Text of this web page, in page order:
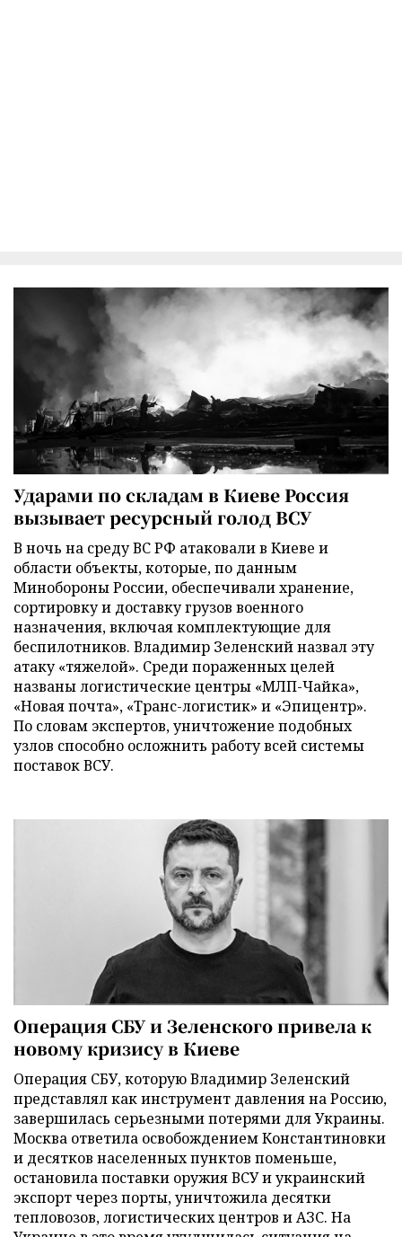
Ударами по складам в Киеве Россия
вызывает ресурсный голод ВСУ
В ночь на среду ВС РФ атаковали в Киеве и
области объекты, которые, по данным
Минобороны России, обеспечивали хранение,
сортировку и доставку грузов военного
назначения, включая комплектующие для
беспилотников. Владимир Зеленский назвал эту
атаку «тяжелой». Среди пораженных целей
названы логистические центры «МЛП-Чайка»,
«Новая почта», «Транс-логистик» и «Эпицентр».
По словам экспертов, уничтожение подобных
узлов способно осложнить работу всей системы
поставок ВСУ.
Операция СБУ и Зеленского привела к
новому кризису в Киеве
Операция СБУ, которую Владимир Зеленский
представлял как инструмент давления на Россию,
завершилась серьезными потерями для Украины.
Москва ответила освобождением Константиновки
и десятков населенных пунктов поменьше,
остановила поставки оружия ВСУ и украинский
экспорт через порты, уничтожила десятки
тепловозов, логистических центров и АЗС. На